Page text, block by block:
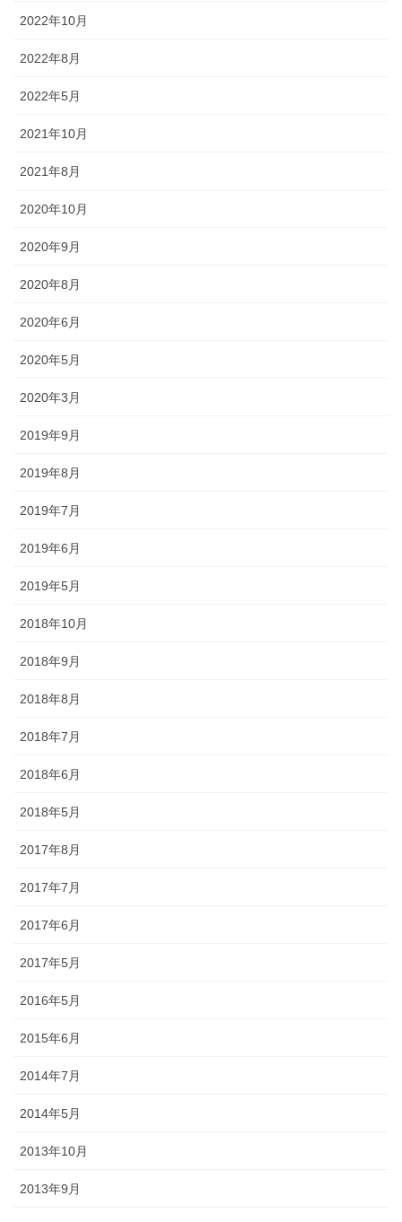
2022年10月
2022年8月
2022年5月
2021年10月
2021年8月
2020年10月
2020年9月
2020年8月
2020年6月
2020年5月
2020年3月
2019年9月
2019年8月
2019年7月
2019年6月
2019年5月
2018年10月
2018年9月
2018年8月
2018年7月
2018年6月
2018年5月
2017年8月
2017年7月
2017年6月
2017年5月
2016年5月
2015年6月
2014年7月
2014年5月
2013年10月
2013年9月
懸帯・祭り前かけ
◆キリコとは？・・・・・キリコはお神輿（みこし）のような担ぎ
棒のついた巨大な燈籠（御神灯）で、江戸時代の文書にはすでにキ
ど迎え火として良いということで巨大化していきました。一方、金
周辺でのキリコとは、古くから残っているお盆のお墓参りの時期の
お墓参りの際には中にろうそくを立ててお墓の前に吊るします。
◆「よばれ」とは・・・・・・地域で行われる祭りなどで家人が親
天神堂（お嫁さんの実家から男の初孫さんに賜る）を飾る家があり
神様と敬われているだけに「天神様」と崇拝が信仰に結びついたの
堂が飾られます。
◆「こぶた」とは？・・・・・「よばれ」の際、御膳（ごぜん）に
ったものを「こぶた」といいます。
◆「あえのこと」とは？・・・・・「あえのこと」は毎年12月5日
今年一年の収穫に感謝する田の神様の祭りです。ごちそうを盛った
しされると信じられており、しの後「田の神送り」と言って、2月9
お祭り衣装・お祭り用品のご相談は金沢・森佐へお気軽にお問い